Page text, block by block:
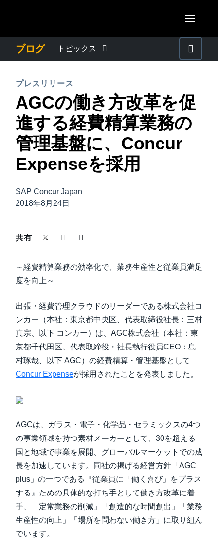
AMERICAS
Canada (Français)
México (Español)
Brasil (Português)
United Kingdom (English)
France (Français)
Deutschland (Deutsch)
Italia (Italiano)
ASIA PACIFIC
Australia (English)
India (English)
日本（日本語)
ブログ トピックス
プレスリリース
電子帳簿保存法・インボイス制度
経理・総務の豆知識
出張・経費管理トレンド
導入事例
サステナビリティ
働きかた改革
自治体・公共機関・教育機関等
プレスリリース
AGCの働き方改革を促
進する経費精算業務の
管理基盤に、Concur
Expenseを採用
SAP Concur Japan
2018年8月24日
共有
～経費精算業務の効率化で、業務生産性と従業員満足
度を向上～
出張・経費管理クラウドのリーダーである株式会社コ
ンカー（本社：東京都中央区、代表取締役社長：三村
真宗、以下 コンカー）は、AGC株式会社（本社：東
京都千代田区、代表取締役・社長執行役員CEO：島
村琢哉、以下 AGC）の経費精算・管理基盤として
Concur Expenseが採用されたことを発表しました。
AGCは、ガラス・電子・化学品・セラミックスの4つ
の事業領域を持つ素材メーカーとして、30を超える
国と地域で事業を展開、グローバルマーケットでの成
長を加速しています。同社の掲げる経営方針「AGC
plus」の一つである『従業員に「働く喜び」をプラス
する』ための具体的な打ち手として働き方改革に着
手、「定常業務の削減」「創造的な時間創出」「業務
生産性の向上」「場所を問わない働き方」に取り組ん
でいます。